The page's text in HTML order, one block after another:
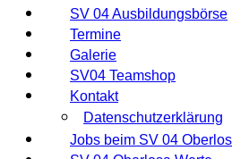
SV 04 Ausbildungsbörse
Termine
Galerie
SV04 Teamshop
Kontakt
Datenschutzerklärung
Jobs beim SV 04